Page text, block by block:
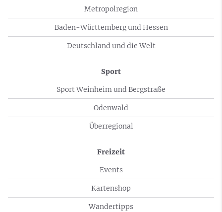
Metropolregion
Baden-Württemberg und Hessen
Deutschland und die Welt
Sport
Sport Weinheim und Bergstraße
Odenwald
Überregional
Freizeit
Events
Kartenshop
Wandertipps